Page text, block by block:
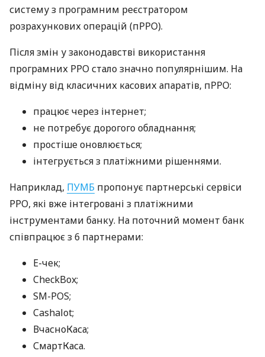
систему з програмним реєстратором
розрахункових операцій (пРРО).
Після змін у законодавстві використання
програмних РРО стало значно популярнішим. На
відміну від класичних касових апаратів, пРРО:
працює через інтернет;
не потребує дорогого обладнання;
простіше оновлюється;
інтегрується з платіжними рішеннями.
Наприклад, ПУМБ пропонує партнерські сервіси
РРО, які вже інтегровані з платіжними
інструментами банку. На поточний момент банк
співпрацює з 6 партнерами:
E-чек;
CheckBox;
SM-POS;
Cashalot;
ВчасноКаса;
СмартКаса.